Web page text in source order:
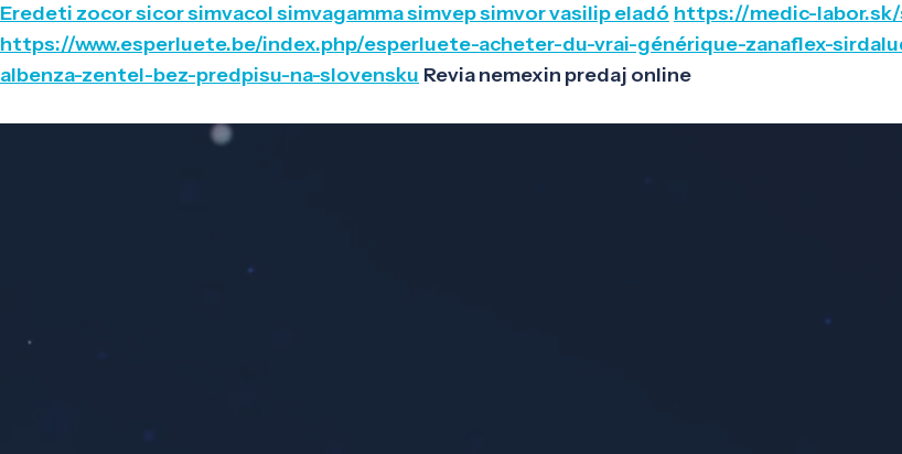
Eredeti zocor sicor simvacol simvagamma simvep simvor vasilip eladó https://medic-
https://www.esperluete.be/index.php/esperluete-acheter-du-vrai-générique-zanaflex-
albenza-zentel-bez-predpisu-na-slovensku Revia nemexin predaj online